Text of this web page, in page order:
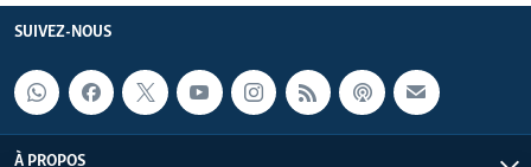
SUIVEZ-NOUS
À PROPOS